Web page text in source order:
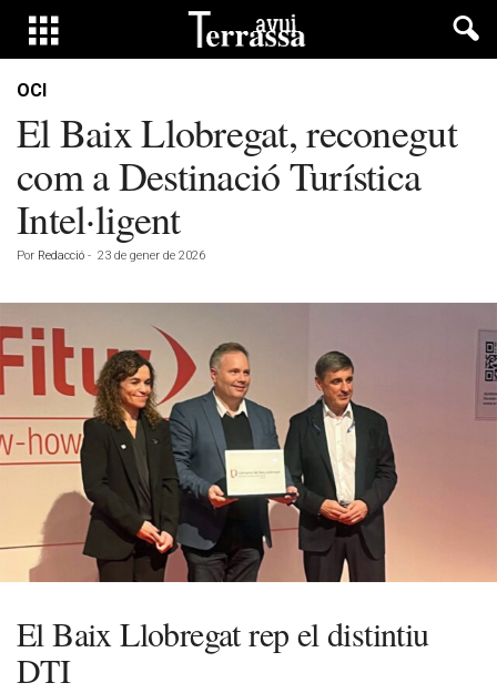
OCI
El Baix Llobregat, reconegut
com a Destinació Turística
Intel·ligent
Por Redacció - 23 de gener de 2026
El Baix Llobregat rep el distintiu
DTI